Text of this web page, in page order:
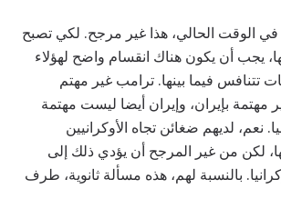
في الوقت الحالي، هذا غير مرجح. لكي تصبح
يجب أن يكون هناك انقسام واضح لهؤلاء
تتنافس فيما بينها. ترامب غير مهتم
مهتمة بإيران، وإيران أيضا ليست مهتمة
نعم، لديهم ضغائن تجاه الأوكرانيين
لكن من غير المرجح أن يؤدي ذلك إلى
بالنسبة لهم، هذه مسألة ثانوية، طرف